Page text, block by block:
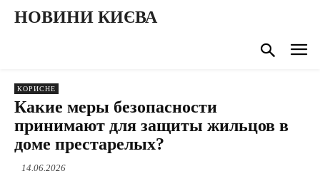
НОВИНИ КИЄВА
КОРИСНЕ
Какие меры безопасности
принимают для защиты жильцов в
доме престарелых?
14.06.2026